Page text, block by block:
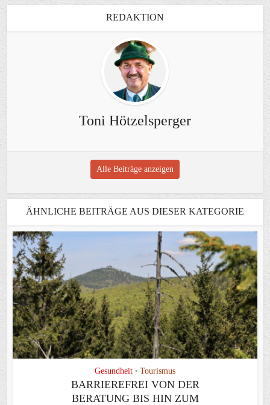
REDAKTION
Toni Hötzelsperger
Alle Beiträge anzeigen
ÄHNLICHE BEITRÄGE AUS DIESER KATEGORIE
Gesundheit • Tourismus
BARRIEREFREI VON DER
BERATUNG BIS HIN ZUM